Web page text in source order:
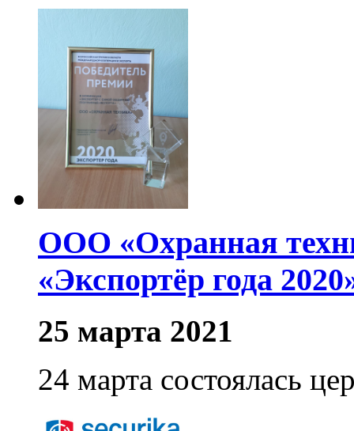
ООО «Охранная
«Экспортёр года
25 марта 2021
24 марта состоялась